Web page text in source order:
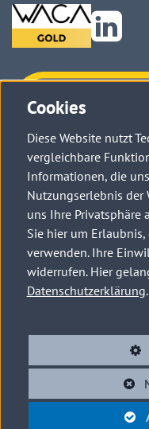
Cookies
Diese Website nutzt
vergleichbare
Informationen, die
Nutzungserlebnis der
uns Ihre Privatsphäre
Sie hier um
verwenden. Ihre
widerrufen. Hier
Datenschutzerklärung.
Zu
Haben Sie
Fragen?
Kontaktieren
©
Newsletter